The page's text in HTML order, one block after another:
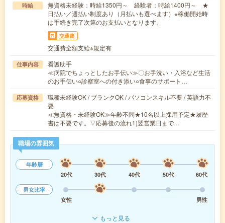
時給
無資格未経験：時給1350円～ 経験者：時給1400円～ ★
日払い／週払い制度あり（月払いも選べます）※稼働開始時
は手続き完了次第のお支払いとなります。
交通費
交通費全額支給※規定有
仕事内容
看護助手
≪病院でちょっとしたお手伝い≫〇お手洗い・入浴など生活
のお手伝い○診察室への付き添い○食事のサポート…
応募資格
職種未経験OK / ブランクOK / パソコンスキル不要 / 英語力不
要
≪無資格・未経験OK≫年齢不問★10名以上採用予定★履歴
書は不要です。▽応募後の流れ1)翌営業日まで…
職場の雰囲気
年齢層
20代
30代 40代 50代
60代
男女比率
女性
男性
もっと見る